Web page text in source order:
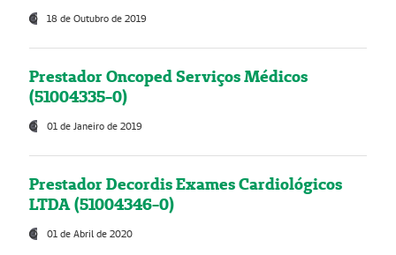
18 de Outubro de 2019
Prestador Oncoped Serviços Médicos
(51004335-0)
01 de Janeiro de 2019
Prestador Decordis Exames Cardiológicos
LTDA (51004346-0)
01 de Abril de 2020